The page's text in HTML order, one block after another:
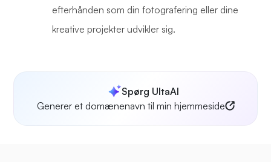
efterhånden som din fotografering eller dine
kreative projekter udvikler sig.
Spørg UltaAI
Generer et domænenavn til min hjemmeside